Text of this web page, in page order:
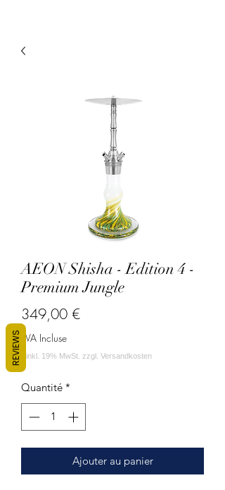
AEON Shisha - Edition 4 -
Premium Jungle
349,00 €Prix
TVA Incluse
Quantité *
Ajouter au panier
REVIEWS